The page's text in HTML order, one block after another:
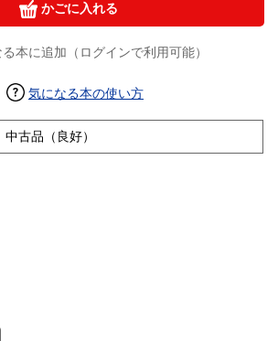
かごに入れる
本に追加（ログインで利用可能）
気になる本の使い方
中古品（良好）